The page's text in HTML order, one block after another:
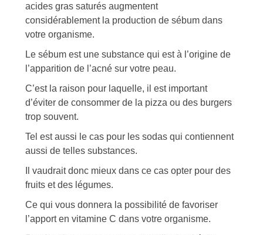
acides gras saturés augmentent
considérablement la production de sébum dans
votre organisme.
Le sébum est une substance qui est à l’origine de
l’apparition de l’acné sur votre peau.
C’est la raison pour laquelle, il est important
d’éviter de consommer de la pizza ou des burgers
trop souvent.
Tel est aussi le cas pour les sodas qui contiennent
aussi de telles substances.
Il vaudrait donc mieux dans ce cas opter pour des
fruits et des légumes.
Ce qui vous donnera la possibilité de favoriser
l’apport en vitamine C dans votre organisme.